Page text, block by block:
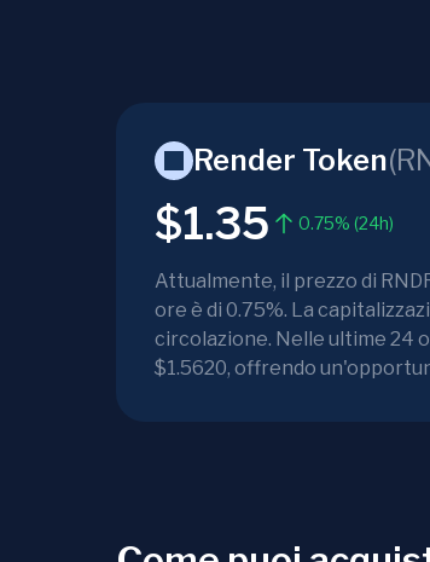
Render Token(
$1.35 0.75% (24h)
Attualmente, il prezzo di
ore è di 0.75%. La
circolazione. Nelle ultime 24
$1.5620, offrendo